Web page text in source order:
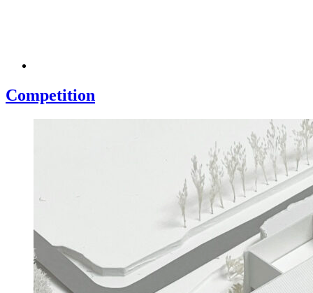
Competition